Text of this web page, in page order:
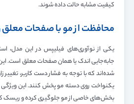
کیفیت مشابه حالت داده شوند.
محافظت از مو با صفحات
یکی از نوآوری‌های فیلیپس در این مدل،
جابه‌جایی اندک یا همان صفحات معلق است.
شده‌اند که با توجه به فشار دست کاربر، تغییر
یکنواخت روی دسته مو پخش کنند. این ویژگی
بخش‌های خاصی از مو جلوگیری کرده و ریسک